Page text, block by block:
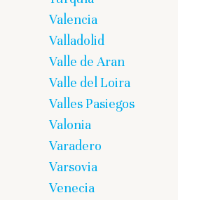
Valencia
Valladolid
Valle de Aran
Valle del Loira
Valles Pasiegos
Valonia
Varadero
Varsovia
Venecia